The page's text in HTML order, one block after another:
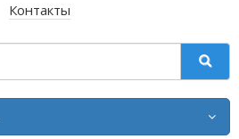
Контакты